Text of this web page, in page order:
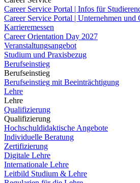
Career Service Portal | Infos für
Career Service Portal | Unternehmen und
Karrieremessen
Career Orientation Day 2027
Veranstaltungsangebot
Studium und Praxisbezug
Berufseinstieg
Berufseinstieg
Berufseinstieg mit Beeinträchtigung
Lehre
Lehre
Qualifizierung
Qualifizierung
Hochschuldidaktische Angebote
Individuelle Beratung
Zertifizierung
Digitale Lehre
Internationale Lehre
Leitbild Studium & Lehre